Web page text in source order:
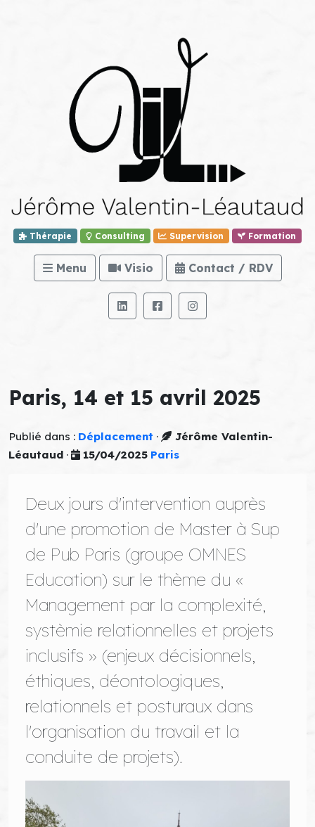
Thérapie Consulting Supervision Formation
Menu Visio Contact / RDV
Paris, 14 et 15 avril 2025
Publié dans : Déplacement ·
Jérôme Valentin-
Léautaud · 15/04/2025 Paris
Deux jours d'intervention auprès
d'une promotion de Master à Sup
de Pub Paris (groupe OMNES
Education) sur le thème du «
Management par la complexité,
systèmie relationnelles et projets
inclusifs » (enjeux décisionnels,
éthiques, déontologiques,
relationnels et posturaux dans
l'organisation du travail et la
conduite de projets).